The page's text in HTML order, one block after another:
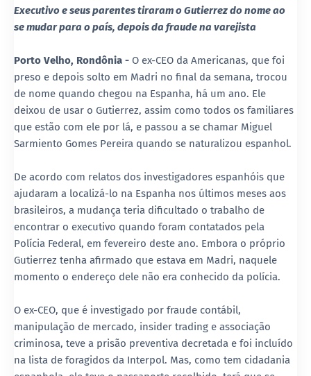
Executivo e seus parentes tiraram o Gutierrez do nome ao
se mudar para o país, depois da fraude na varejista
Porto Velho, Rondônia - O ex-CEO da Americanas, que foi
preso e depois solto em Madri no final da semana, trocou
de nome quando chegou na Espanha, há um ano. Ele
deixou de usar o Gutierrez, assim como todos os familiares
que estão com ele por lá, e passou a se chamar Miguel
Sarmiento Gomes Pereira quando se naturalizou espanhol.
De acordo com relatos dos investigadores espanhóis que
ajudaram a localizá-lo na Espanha nos últimos meses aos
brasileiros, a mudança teria dificultado o trabalho de
encontrar o executivo quando foram contatados pela
Polícia Federal, em fevereiro deste ano. Embora o próprio
Gutierrez tenha afirmado que estava em Madri, naquele
momento o endereço dele não era conhecido da polícia.
O ex-CEO, que é investigado por fraude contábil,
manipulação de mercado, insider trading e associação
criminosa, teve a prisão preventiva decretada e foi incluído
na lista de foragidos da Interpol. Mas, como tem cidadania